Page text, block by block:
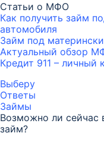
Статьи о МФО
Как получить займ
автомобиля
Займ под
Актуальный обзор
Кредит 911 – личный
Выберу
Ответы
Займы
Возможно ли сейчас
займ?